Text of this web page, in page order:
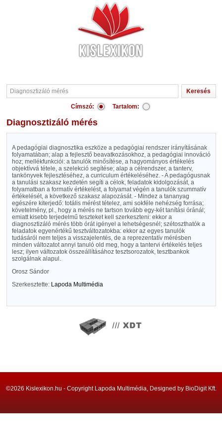
Címszó: Tartalom:
Diagnosztizáló mérés
A pedagógiai diagnosztika eszköze a pedagógiai rendszer irányításának
folyamatában; alap a fejlesztő beavatkozásokhoz, a pedagógiai innováció
hoz; mellékfunkciói: a tanulók minősítése, a hagyományos értékelés
objektívvá tétele, a szelekció segítése; alap a célrendszer, a tanterv,
tankönyvek fejlesztéséhez, a curriculum értékeléséhez. - A pedagógusnak
a tanulási szakasz kezdetén segíti a célok, feladatok kidolgozását, a
folyamatban a formatív értékelést, a folyamat végén a tanulók szummatív
értékelését, a következő szakasz alapozását. - Mindez a tananyag
egészére kiterjedő: totális mérést tételez, ami sokféle nehézség forrása;
követelmény, pl., hogy a mérés ne tartson tovább egy-két tanítási óránál;
emiatt kisebb terjedelmű teszteket kell szerkeszteni: ekkor a
diagnosztizáló mérés több órát igényel a lehetségesnél; szétoszthatók a
feladatok egyenértékű tesztváltozatokba: ekkor az egyes tanulók
tudásáról nem teljes a visszajelentés, de a reprezentatív mérésben
minden változatot annyi tanuló old meg, hogy a tantervi értékelés teljes
lesz; ilyen változatok összeállításához tesztsorozatok, tesztbankok
szolgálnak alapul.
Orosz Sándor
Szerkesztette: Lapoda Multimédia
©2026 Kislexikon.hu - Copyright Lapoda Multimédia, Designed by BioDigit Kft.